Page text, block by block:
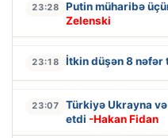
23:28 Putin müharibə
Zelenski
23:18 İtkin düşən 8 nəfər
23:07
Türkiyə Ukrayna
etdi -Hakan Fidan